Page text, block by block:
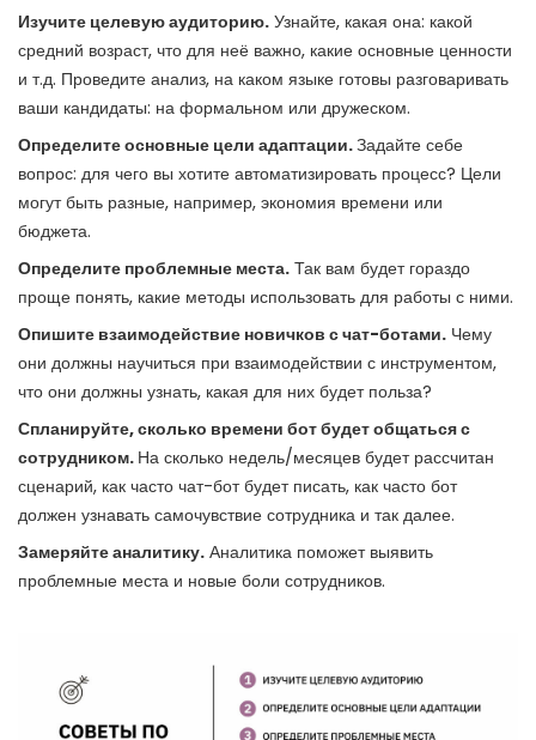
Изучите целевую аудиторию. Узнайте, какая она: какой
средний возраст, что для неё важно, какие основные ценности
и т.д. Проведите анализ, на каком языке готовы разговаривать
ваши кандидаты: на формальном или дружеском.
Определите основные цели адаптации.Задайте себе
вопрос: для чего вы хотите автоматизировать процесс? Цели
могут быть разные, например, экономия времени или
бюджета.
Определите проблемные места. Так вам будет гораздо
проще понять, какие методы использовать для работы с ними.
Опишите взаимодействие новичков с чат-ботами. Чему
они должны научиться при взаимодействии с инструментом,
что они должны узнать, какая для них будет польза?
Спланируйте, сколько времени бот будет общаться с
сотрудником. На сколько недель/месяцев будет рассчитан
сценарий, как часто чат-бот будет писать, как часто бот
должен узнавать самочувствие сотрудника и так далее.
Замеряйте аналитику. Аналитика поможет выявить
проблемные места и новые боли сотрудников.